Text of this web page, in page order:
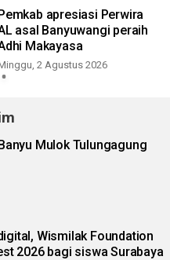
apresiasi Perwira
asal Banyuwangi peraih
Makayasa
2 Agustus 2026
Mulok Tulungagung
Wismilak Foundation
2026 bagi siswa Surabaya